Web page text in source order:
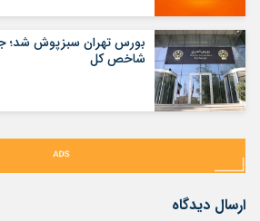
شاخص کل
ارسال دیدگاه